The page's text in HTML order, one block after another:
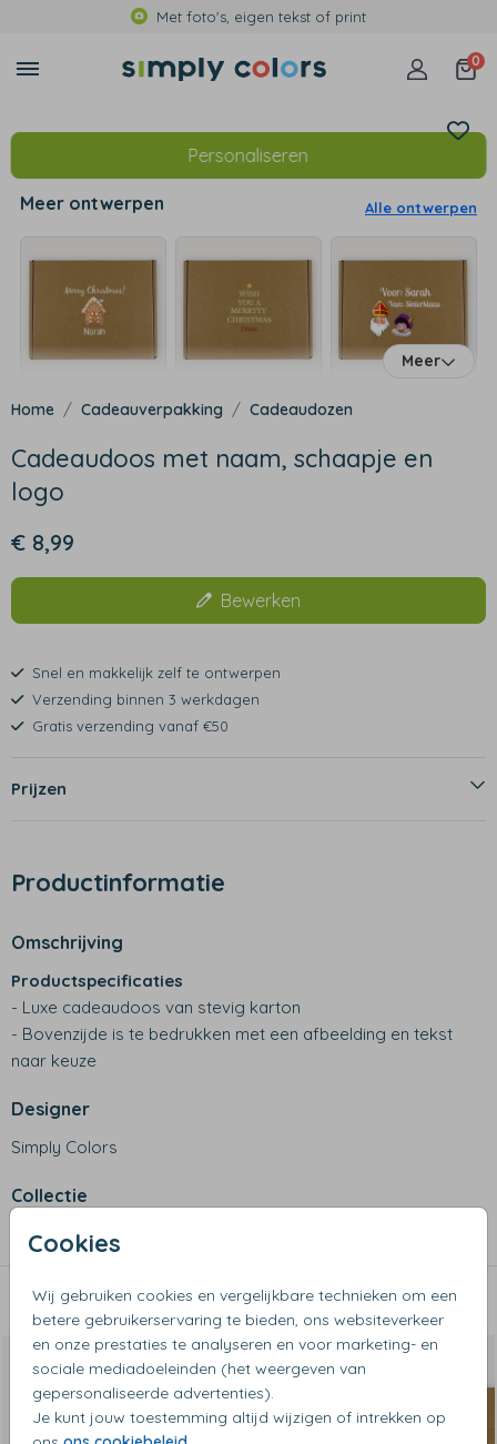
Met foto's, eigen tekst of print
0
Cookies
Wij gebruiken cookies en vergelijkbare technieken om een
betere gebruikerservaring te bieden, ons websiteverkeer
en onze prestaties te analyseren en voor marketing- en
sociale mediadoeleinden (het weergeven van
gepersonaliseerde advertenties).
Je kunt jouw toestemming altijd wijzigen of intrekken op
Personaliseren
Meer ontwerpen Alle ontwerpen
Meer
Cadeauverpakking Cadeaudozen
Cadeaudoos met naam, schaapje en
logo
€ 8,99
Bewerken
Snel en makkelijk zelf te ontwerpen
Verzending binnen 3 werkdagen
Gratis verzending vanaf €50
Prijzen
Productinformatie
Omschrijving
Productspecificaties
- Luxe cadeaudoos van stevig karton
- Bovenzijde is te bedrukken met een afbeelding en tekst
naar keuze
Designer
Simply Colors
Collectie
Cadeaudozen
Dit vind je misschien ook leuk